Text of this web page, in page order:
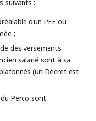
suivants :
d’un PEE ou
;
des versements
salarié sont à sa
(un Décret est
Perco sont